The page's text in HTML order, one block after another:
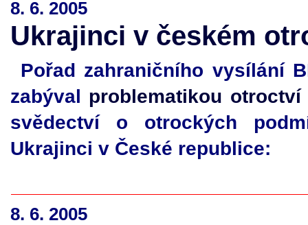
8. 6. 2005
Ukrajinci v českém
Pořad zahraničního vysílání
zabýval problematikou
svědectví o otrockých
Ukrajinci v České republice:
8. 6. 2005